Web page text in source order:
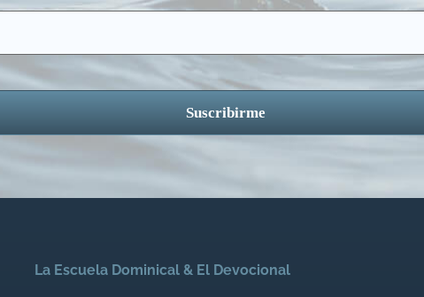
La Escuela Dominical & El Devocional